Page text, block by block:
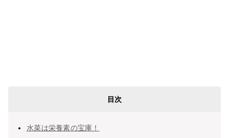
目次
水菜は栄養素の宝庫！